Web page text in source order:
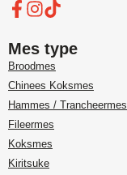
Mes type
Broodmes
Chinees Koksmes
Hammes / Trancheermes
Fileermes
Koksmes
Kiritsuke